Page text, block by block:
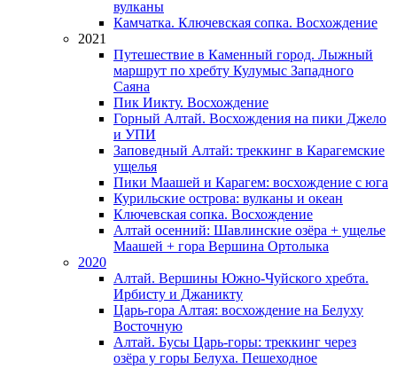
вулканы
Камчатка. Ключевская сопка. Восхождение
2021
Путешествие в Каменный город. Лыжный
маршрут по хребту Кулумыс Западного
Саяна
Пик Иикту. Восхождение
Горный Алтай. Восхождения на пики Джело
и УПИ
Заповедный Алтай: треккинг в Карагемские
ущелья
Пики Маашей и Карагем: восхождение с юга
Курильские острова: вулканы и океан
Ключевская сопка. Восхождение
Алтай осенний: Шавлинские озёра + ущелье
Маашей + гора Вершина Ортолыка
2020
Алтай. Вершины Южно-Чуйского хребта.
Ирбисту и Джаникту
Царь-гора Алтая: восхождение на Белуху
Восточную
Алтай. Бусы Царь-горы: треккинг через
озёра у горы Белуха. Пешеходное